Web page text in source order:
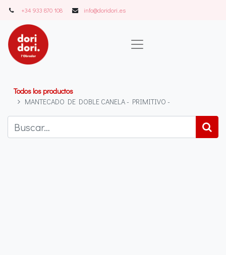
+34 933 870 108 info@doridori..es
Todos los productos
MANTECADO DE DOBLE CANELA - PRIMITIVO -